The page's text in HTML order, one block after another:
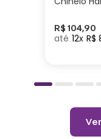
Cuidados e
Lavar com
detergente
louças.
Choques ou
quebrar o
R$ 104,90
12 R$